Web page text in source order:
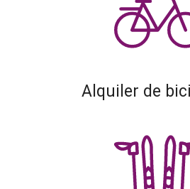
Alquiler de